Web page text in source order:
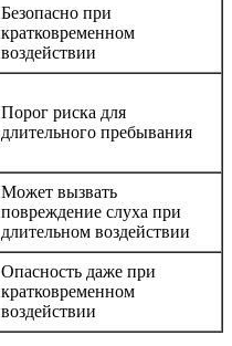
Безопасно при
кратковременном
воздействии
Порог риска для
длительного пребывания
Может вызвать
повреждение слуха при
длительном воздействии
Опасность даже при
кратковременном
воздействии